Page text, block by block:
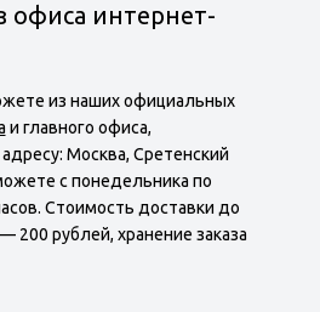
офиса интернет-
из наших официальных
и главного офиса,
Москва, Сретенский
с понедельника по
Cтоимость доставки до
200 рублей, хранение заказа